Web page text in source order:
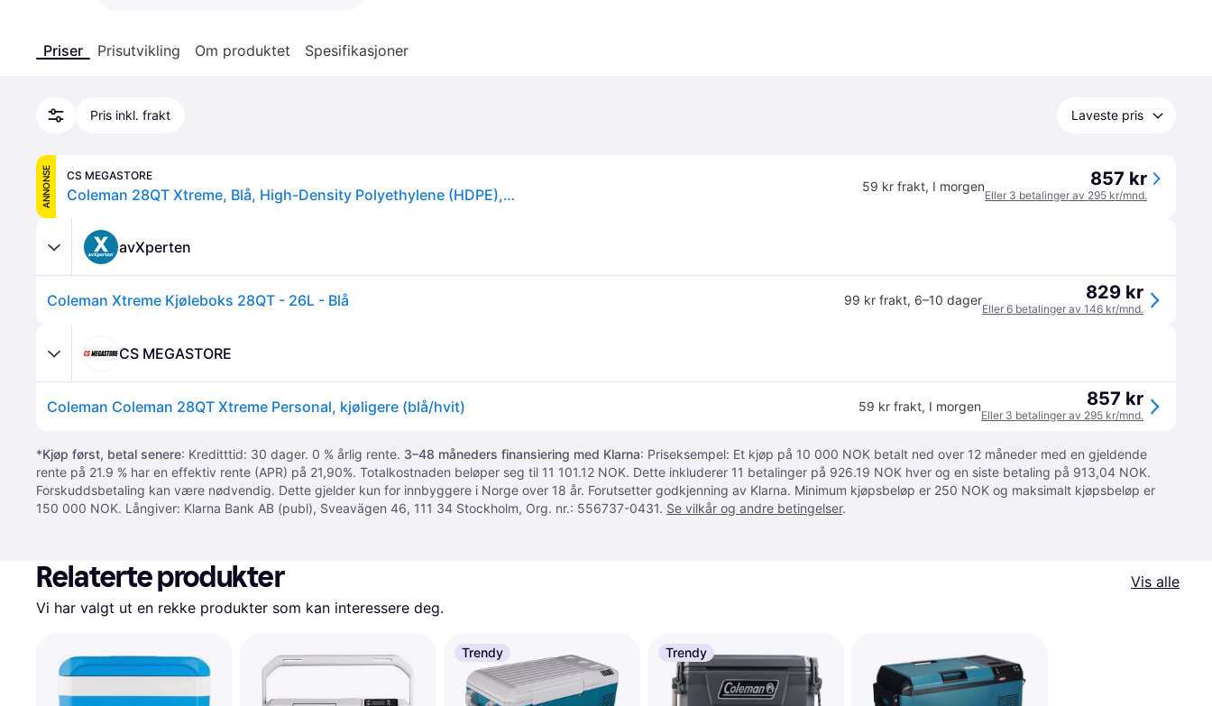
Priser Prisutvikling Om produktet Spesifikasjoner
Pris inkl. frakt Laveste pris
ANNONSE CS MEGASTORE
Coleman 28QT Xtreme, Blå, High-Density Polyethylene (HDPE), Polyuretan (PU), 26 l, 31 cm, 33 cm 59 kr frakt, I morgen 857 kr
Eller 3 betalinger av 295 kr/mnd.
avXperten
Coleman Xtreme Kjøleboks 28QT - 26L - Blå 99 kr frakt, 6–10 dager 829 kr
Eller 6 betalinger av 146 kr/mnd.
CS MEGASTORE
Coleman Coleman 28QT Xtreme Personal, kjøligere (blå/hvit) 59 kr frakt, I morgen 857 kr
Eller 3 betalinger av 295 kr/mnd.
*Kjøp først, betal senere: Kreditttid: 30 dager. 0 % årlig rente. 3–48 måneders finansiering med Klarna: Priseksempel: Et kjøp på 10 000 NOK betalt ned over 12 måneder med en gjeldende
rente på 21.9 % har en effektiv rente (APR) på 21,90%. Totalkostnaden beløper seg til 11 101.12 NOK. Dette inkluderer 11 betalinger på 926.19 NOK hver og en siste betaling på 913,04 NOK.
Forskuddsbetaling kan være nødvendig. Dette gjelder kun for innbyggere i Norge over 18 år. Forutsetter godkjenning av Klarna. Minimum kjøpsbeløp er 250 NOK og maksimalt kjøpsbeløp er
150 000 NOK. Långiver: Klarna Bank AB (publ), Sveavägen 46, 111 34 Stockholm, Org. nr.: 556737-0431. Se vilkår og andre betingelser.
Relaterte produkter
Vis alle
Vi har valgt ut en rekke produkter som kan interessere deg.
Trendy Trendy